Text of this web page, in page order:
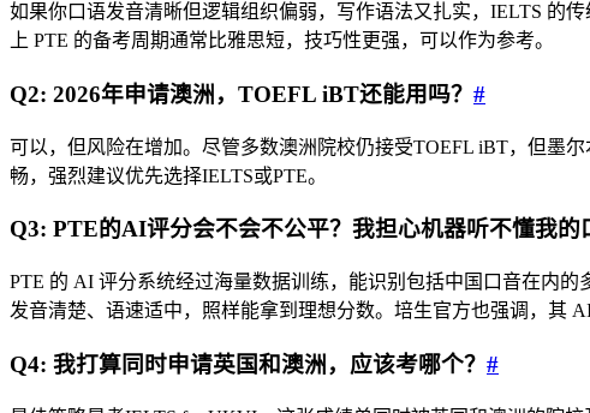
如果你口语发音清晰但逻辑组织偏弱，写作语法又扎实，IELTS 的
上 PTE 的备考周期通常比雅思短，技巧性更强，可以作为参考。
Q2: 2026年申请澳洲，TOEFL iBT还能用吗？ #
可以，但风险在增加。尽管多数澳洲院校仍接受TOEFL iBT，但墨
畅，强烈建议优先选择IELTS或PTE。
Q3: PTE的AI评分会不会不公平？我担心机器听不懂我的
PTE 的 AI 评分系统经过海量数据训练，能识别包括中国口音在内
发音清楚、语速适中，照样能拿到理想分数。培生官方也强调，其
Q4: 我打算同时申请英国和澳洲，应该考哪个？ #